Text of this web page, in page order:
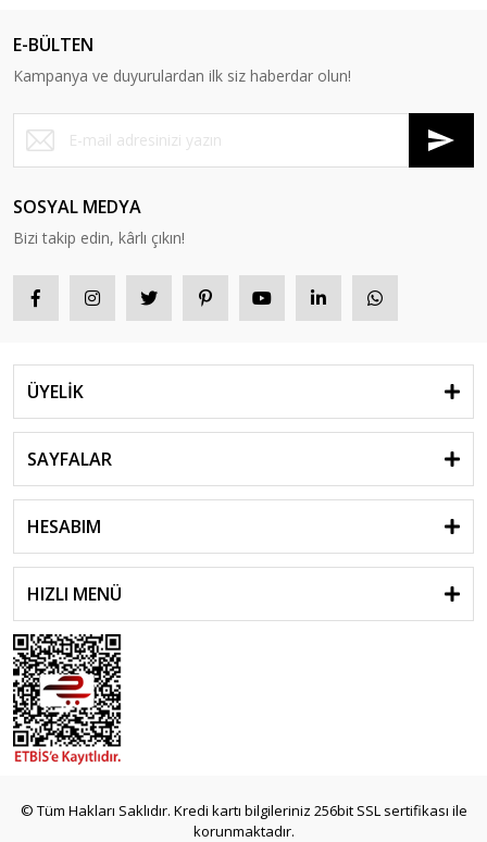
E-BÜLTEN
Kampanya ve duyurulardan ilk siz haberdar olun!
SOSYAL MEDYA
Bizi takip edin, kârlı çıkın!
ÜYELİK
SAYFALAR
HESABIM
HIZLI MENÜ
© Tüm Hakları Saklıdır. Kredi kartı bilgileriniz 256bit SSL sertifikası ile
korunmaktadır.